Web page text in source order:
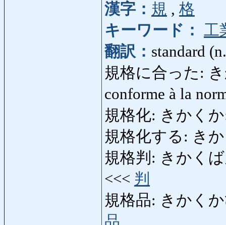
漢字： 規 , 格
キーワード： 工
翻訳： standard
規格に合った: き
conforme à la
規格化: きかくか
規格化する: きか
規格判: きかくば
<<< 判
規格品: きかくか
品